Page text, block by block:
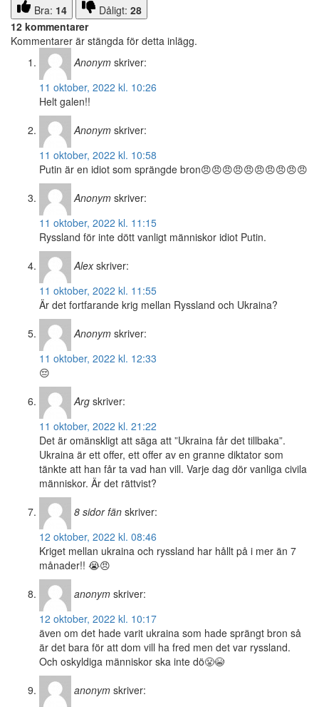
Bra: 14 Dåligt: 28
12 kommentarer
Kommentarer är stängda för detta inlägg.
Anonym skriver:
11 oktober, 2022 kl. 10:26
Helt galen!!
Anonym skriver:
11 oktober, 2022 kl. 10:58
Putin är en idiot som sprängde bron😠😠😠😠😠😠😠😠😠😠
Anonym skriver:
11 oktober, 2022 kl. 11:15
Ryssland för inte dött vanligt människor idiot Putin.
Alex skriver:
11 oktober, 2022 kl. 11:55
Är det fortfarande krig mellan Ryssland och Ukraina?
Anonym skriver:
11 oktober, 2022 kl. 12:33
😔
Arg skriver:
11 oktober, 2022 kl. 21:22
Det är omänskligt att säga att ”Ukraina får det tillbaka”.
Ukraina är ett offer, ett offer av en granne diktator som
tänkte att han får ta vad han vill. Varje dag dör vanliga civila
människor. Är det rättvist?
8 sidor fän skriver:
12 oktober, 2022 kl. 08:46
Kriget mellan ukraina och ryssland har hållt på i mer än 7
månader!! 😭😠
anonym skriver:
12 oktober, 2022 kl. 10:17
även om det hade varit ukraina som hade sprängt bron så
är det bara för att dom vill ha fred men det var ryssland.
Och oskyldiga människor ska inte dö😤😭
anonym skriver: